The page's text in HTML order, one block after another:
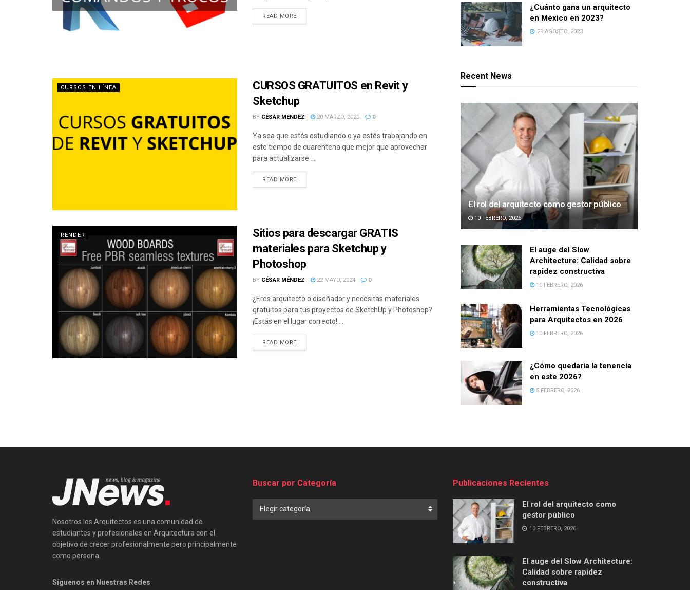
READ MORE
CURSOS EN LÍNEA
CURSOS GRATUITOS en Revit y
Sketchup
BY CÉSAR MÉNDEZ 20 MARZO, 2020 0
Ya sea que estés estudiando o ya estés trabajando en
este tiempo de cuarentena que mejor que aprovechar
para actualizarse ...
READ MORE
RENDER
Sitios para descargar GRATIS
materiales para Sketchup y
Photoshop
BY CÉSAR MÉNDEZ 22 MAYO, 2024 0
¿Eres arquitecto o diseñador y necesitas materiales
gratuitos para tus proyectos de SketchUp y Photoshop?
¡Estás en el lugar correcto! ...
READ MORE
¿Cuánto gana un arquitecto
en México en 2023?
29 AGOSTO, 2023
Recent News
El rol del arquitecto como gestor público
10 FEBRERO, 2026
El auge del Slow
Architecture: Calidad sobre
rapidez constructiva
10 FEBRERO, 2026
Herramientas Tecnológicas
para Arquitectos en 2026
10 FEBRERO, 2026
¿Cómo quedaría la tenencia
en este 2026?
5 FEBRERO, 2026
Nosotros los Arquitectos es una comunidad de
estudiantes y profesionales en Arquitectura con el
objetivo de crecer profesionalmente pero principalmente
como persona.
Síguenos en Nuestras Redes
Buscar por Categoría
Buscar
Elegir categoría
Publicaciones Recientes
El rol del arquitecto como
gestor público
10 FEBRERO, 2026
El auge del Slow Architecture:
Calidad sobre rapidez
constructiva